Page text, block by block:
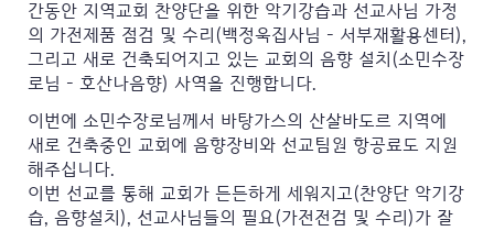
간동안 지역교회 찬양단을 위한 악기강습과 선교사님 가정
의 가전제품 점검 및 수리(백정욱집사님 – 서부재활용센터),
그리고 새로 건축되어지고 있는 교회의 음향 설치(소민수장
로님 – 호산나음향) 사역을 진행합니다.
이번에 소민수장로님께서 바탕가스의 산살바도르 지역에
새로 건축중인 교회에 음향장비와 선교팀원 항공료도 지원
해주십니다.
이번 선교를 통해 교회가 든든하게 세워지고(찬양단 악기강
습, 음향설치), 선교사님들의 필요(가전전검 및 수리)가 잘